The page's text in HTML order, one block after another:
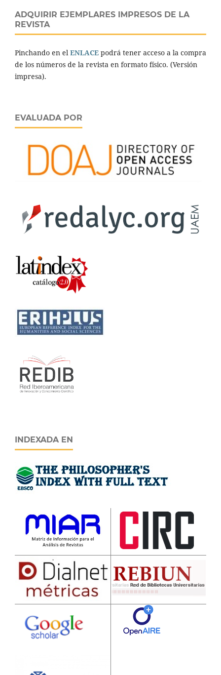
ADQUIRIR EJEMPLARES IMPRESOS DE LA
REVISTA
Pinchando en el ENLACE podrá tener acceso a la compra
de los números de la revista en formato físico. (Versión
impresa).
EVALUADA POR
INDEXADA EN